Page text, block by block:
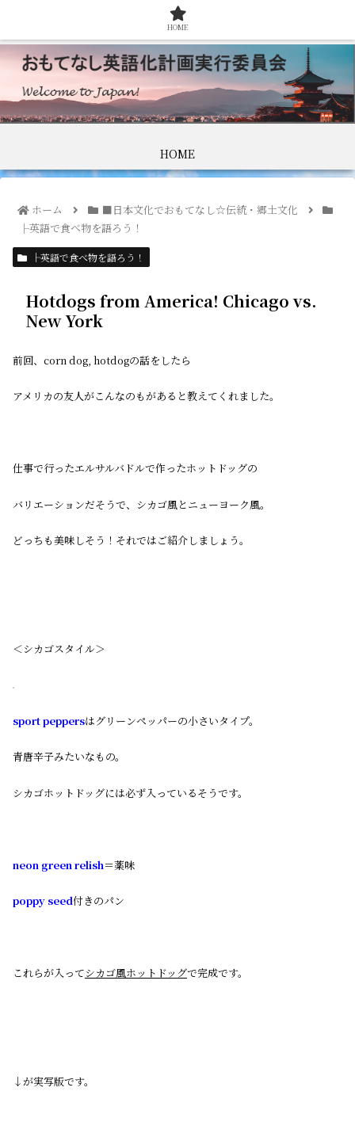
HOME
ホーム
■日本文化でおもてなし☆伝統・郷土文化
├英語で食べ物を語ろう！
├英語で食べ物を語ろう！
Hotdogs from America! Chicago vs.
New York
前回、corn dog, hotdogの話をしたら
アメリカの友人がこんなのもがあると教えてくれました。
仕事で行ったエルサルバドルで作ったホットドッグの
バリエーションだそうで、シカゴ風とニューヨーク風。
どっちも美味しそう！それではご紹介しましょう。
＜シカゴスタイル＞
sport peppersはグリーンペッパーの小さいタイプ。
青唐辛子みたいなもの。
シカゴホットドッグには必ず入っているそうです。
neon green relish＝薬味
poppy seed付きのパン
これらが入ってシカゴ風ホットドッグで完成です。
↓が実写版です。
HOME